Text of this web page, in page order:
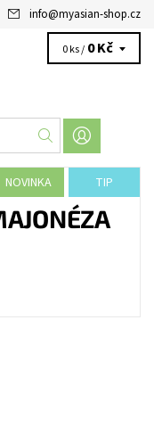
info@myasian-shop.cz
0 ks / 0 Kč
NOVINKA TIP